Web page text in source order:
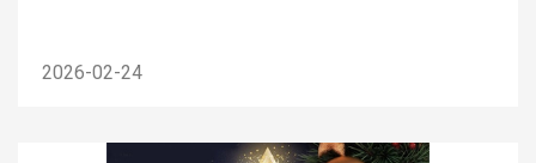
2026-02-24